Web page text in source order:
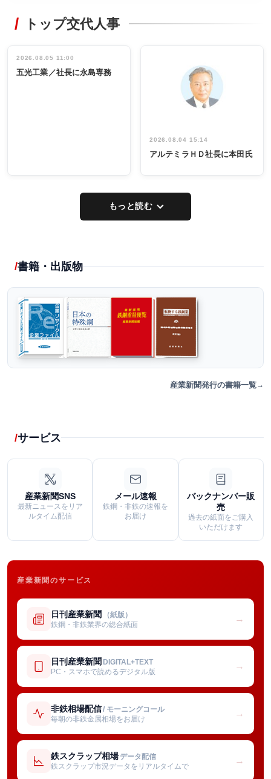
非鉄業界で
インタビュ
ー／社内ア
タックトレー
祝う 業界関
係者ら220人
出席
トップ交代人事
2026.08.05 11:00
五光工業／社長に永島専務
2026.08.04 15:14
アルテミラＨＤ社長に本田氏
もっと読む
書籍・出版物
産業新聞発行の書籍一覧
サービス
産業新聞SNS
最新ニュースをリア
ルタイム配信
メール速報
鉄鋼・非鉄の速報を
お届け
バックナンバー販
売
過去の紙面をご購入
いただけます
産業新聞のサービス
日刊産業新聞 （紙版）
鉄鋼・非鉄業界の総合紙面
→
日刊産業新聞 DIGITAL+TEXT
PC・スマホで読めるデジタル版
→
非鉄相場配信/ モーニングコール
毎朝の非鉄金属相場をお届け
→
鉄スクラップ相場 データ配信
鉄スクラップ市況データをリアルタイムで
→